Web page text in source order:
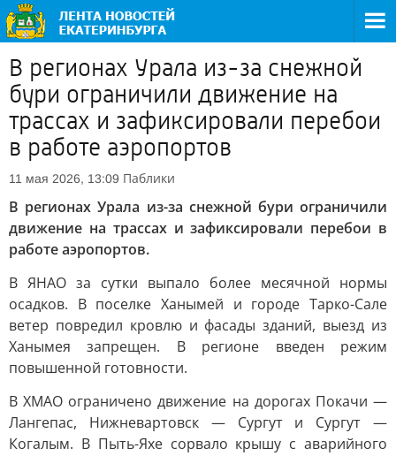
В регионах Урала из-за снежной
бури ограничили движение на
трассах и зафиксировали перебои
в работе аэропортов
11 мая 2026, 13:09 Паблики
В регионах Урала из-за снежной бури ограничили
движение на трассах и зафиксировали перебои в
работе аэропортов.
В ЯНАО за сутки выпало более месячной нормы
осадков. В поселке Ханымей и городе Тарко-Сале
ветер повредил кровлю и фасады зданий, выезд из
Ханымея запрещен. В регионе введен режим
повышенной готовности.
В ХМАО ограничено движение на дорогах Покачи —
Лангепас, Нижневартовск — Сургут и Сургут —
Когалым. В Пыть-Яхе сорвало крышу с аварийного